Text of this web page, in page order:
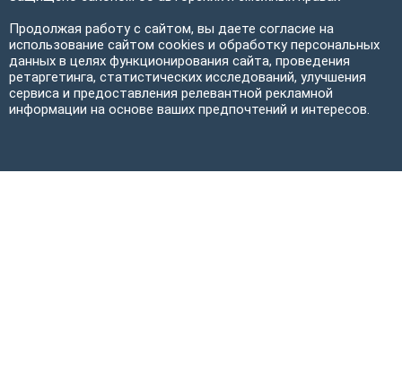
Продолжая работу с сайтом, вы даете согласие на
использование сайтом cookies и обработку персональных
данных в целях функционирования сайта, проведения
ретаргетинга, статистических исследований, улучшения
сервиса и предоставления релевантной рекламной
информации на основе ваших предпочтений и интересов.